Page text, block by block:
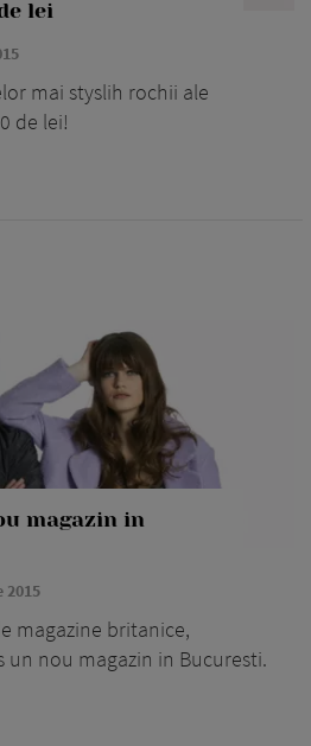
lei
mai styslih rochii ale
de lei!
magazin in
2015
magazine britanice,
un nou magazin in Bucuresti.